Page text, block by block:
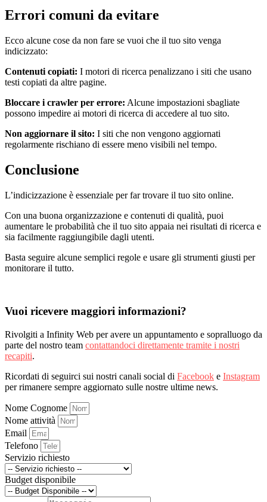
Errori comuni da evitare
Ecco alcune cose da non fare se vuoi che il tuo sito venga
indicizzato:
Contenuti copiati: I motori di ricerca penalizzano i siti che usano
testi copiati da altre pagine.
Bloccare i crawler per errore: Alcune impostazioni sbagliate
possono impedire ai motori di ricerca di accedere al tuo sito.
Non aggiornare il sito: I siti che non vengono aggiornati
regolarmente rischiano di essere meno visibili nel tempo.
Conclusione
L’indicizzazione è essenziale per far trovare il tuo sito online.
Con una buona organizzazione e contenuti di qualità, puoi
aumentare le probabilità che il tuo sito appaia nei risultati di ricerca e
sia facilmente raggiungibile dagli utenti.
Basta seguire alcune semplici regole e usare gli strumenti giusti per
monitorare il tutto.
Vuoi ricevere maggiori informazioni?
Rivolgiti a Infinity Web per avere un appuntamento e sopralluogo da
parte del nostro team contattandoci direttamente tramite i nostri
recapiti.
Ricordati di seguirci sui nostri canali social di Facebook e Instagram
per rimanere sempre aggiornato sulle nostre ultime news.
Nome Cognome
Nome attività
Email
Telefono
Servizio richiesto
Budget disponibile